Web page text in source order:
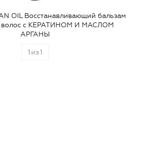
OIL Восстанавливающий бальзам
волос с КЕРАТИНОМ И МАСЛОМ
АРГАНЫ
1 из1